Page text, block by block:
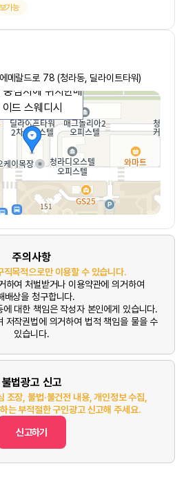
가능
메랄드로 78 (청라동, 딜라이트타워)
중심지에 위치한메
이드 스웨디시
주의사항
직목적으로만 이용할 수 있습니다.
하여 처벌받거나 이용약관에 의거하여
배상을 청구합니다.
대한 책임은 작성자 본인에게 있습니다.
저작권법에 의거하여 법적 책임을 물을 수
있습니다.
불법광고 신고
조장, 불법·불건전 내용, 개인정보 수집,
는 부적절한 구인광고 신고해 주세요.
신고하기